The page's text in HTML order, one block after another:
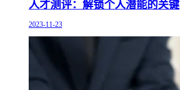
人才测评：解锁个人潜能的关键
2023-11-23